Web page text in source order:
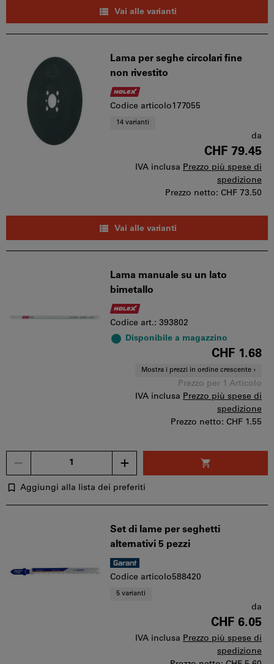
Vai alle varianti
Lama per seghe circolari fine
non rivestito
Codice articolo177055
14 varianti
da
CHF 79.45
IVA inclusa Prezzo più spese di
spedizione
Prezzo netto: CHF 73.50
Vai alle varianti
Lama manuale su un lato
bimetallo
Codice art.: 393802
Disponibile a magazzino
CHF 1.68
Mostra i prezzi in ordine crescente
Prezzo per 1 Articolo
IVA inclusa Prezzo più spese di
spedizione
Prezzo netto: CHF 1.55
Aggiungi alla lista dei preferiti
Set di lame per seghetti
alternativi 5 pezzi
Codice articolo588420
5 varianti
da
CHF 6.05
IVA inclusa Prezzo più spese di
spedizione